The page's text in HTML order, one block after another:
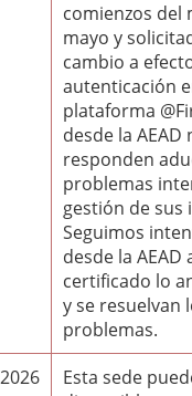
comienzos del
mayo y
cambio a
autenticación
plataforma
desde la AEAD
responden
problemas
gestión de sus
Seguimos
desde la AEAD
certificado lo
y se resuelvan
problemas.
Esta sede